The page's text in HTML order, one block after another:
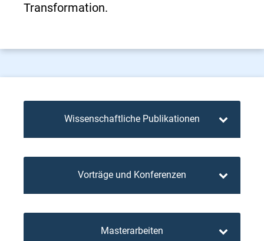
Transformation.
Wissenschaftliche Publikationen
Vorträge und Konferenzen
Masterarbeiten